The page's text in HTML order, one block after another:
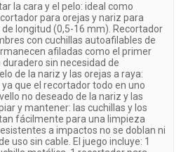
la cara y el pelo: ideal como
para orejas y nariz para
longitud (0,5-16 mm). Recortador
con cuchillas autoafilables de
afiladas como el primer
sin necesidad de
de la nariz y las orejas a raya:
que el recortador todo en uno
no deseado de la nariz y las
y mantener: las cuchillas y los
fácilmente para una limpieza
a impactos no se doblan ni
uso sin cable. El juego incluye: 1